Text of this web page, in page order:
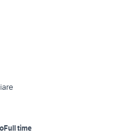
Full time